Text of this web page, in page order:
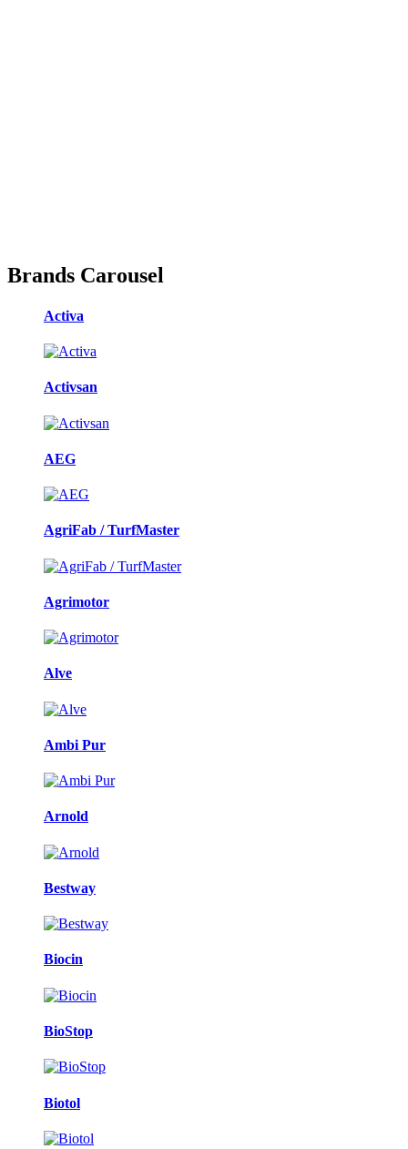
Brands Carousel
Activa
Activsan
AEG
AgriFab / TurfMaster
Agrimotor
Alve
Ambi Pur
Arnold
Bestway
Biocin
BioStop
Biotol